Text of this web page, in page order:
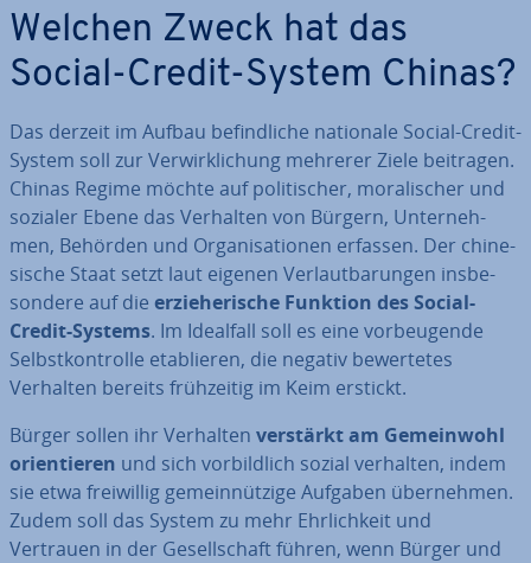
Welchen Zweck hat das
Social-Credit-System Chinas?
Das derzeit im Aufbau be­find­li­che nationale Social-Credit-
System soll zur Ver­wirk­li­chung mehrerer Ziele beitragen.
Chinas Regime möchte auf po­li­ti­scher, mo­ra­li­scher und
sozialer Ebene das Verhalten von Bürgern, Un­ter­neh­
men, Behörden und Or­ga­ni­sa­tio­nen erfassen. Der chi­ne­
si­sche Staat setzt laut eigenen Ver­laut­ba­run­gen ins­be­
son­de­re auf die er­zie­he­ri­sche Funktion des Social-
Credit-Systems. Im Idealfall soll es eine vor­beu­gen­de
Selbst­kon­trol­le eta­blie­ren, die negativ be­wer­te­tes
Verhalten bereits früh­zei­tig im Keim erstickt.
Bürger sollen ihr Verhalten verstärkt am Ge­mein­wohl
ori­en­tie­ren und sich vor­bild­lich sozial verhalten, indem
sie etwa frei­wil­lig ge­mein­nüt­zi­ge Aufgaben über­neh­men.
Zudem soll das System zu mehr Ehr­lich­keit und
Vertrauen in der Ge­sell­schaft führen, wenn Bürger und